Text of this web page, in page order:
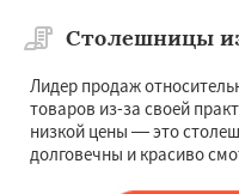
Озеры Орехово-Зуево
Павловский Посад
Протвино
Столешницы
Лидер продаж
товаров из-за своей
низкой цены — это
долговечны и красиво